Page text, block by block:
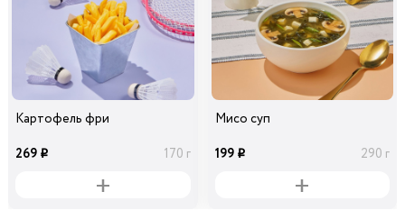
Картофель фри
269 i 170 г
Мисо суп
199 i 290 г